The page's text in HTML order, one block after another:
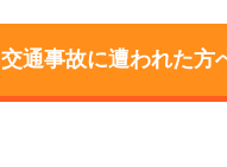
交通事故に遭われた方